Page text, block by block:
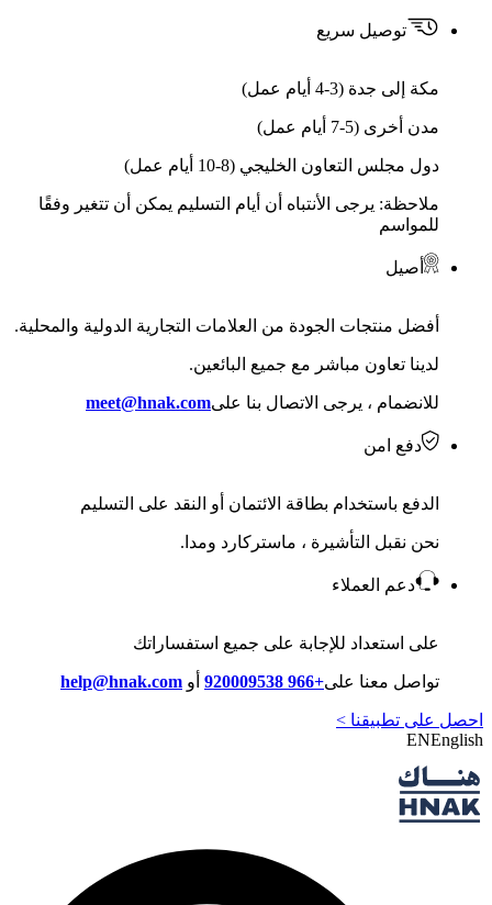
توصيل سريع
مكة إلى جدة (3-4 أيام عمل)
مدن أخرى (5-7 أيام عمل)
دول مجلس التعاون الخليجي (8-10 أيام عمل)
ملاحظة: يرجى الأنتباه أن أيام التسليم يمكن أن تتغير وفقًا
للمواسم
أصيل
أفضل منتجات الجودة من العلامات التجارية الدولية والمحلية.
لدينا تعاون مباشر مع جميع البائعين.
للانضمام ، يرجى الاتصال بنا علىmeet@hnak.com
دفع امن
الدفع باستخدام بطاقة الائتمان أو النقد على التسليم
نحن نقبل التأشيرة ، ماستركارد ومدا.
دعم العملاء
على استعداد للإجابة على جميع استفساراتك
تواصل معنا على+966 920009538 أو help@hnak.com
احصل على تطبيقنا >
ENEnglish